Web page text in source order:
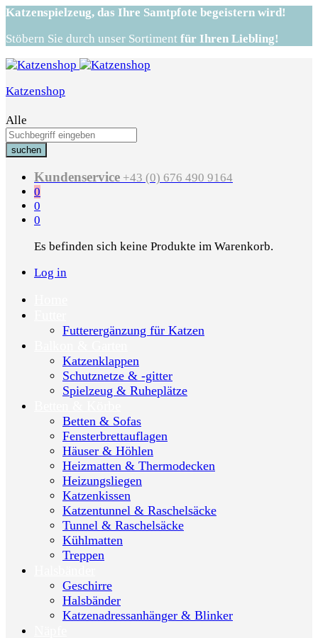
Katzenspielzeug, das Ihre Samtpfote begeistern wird!
Stöbern Sie durch unser Sortiment für Ihren Liebling!
Katzenshop
Alle
suchen
Kundenservice +43 (0) 676 490 9164
0
0
0
Es befinden sich keine Produkte im Warenkorb.
Log in
Futterergänzung für Katzen
Katzenklappen
Schutznetze & -gitter
Spielzeug & Ruheplätze
Betten & Sofas
Fensterbrettauflagen
Häuser & Höhlen
Heizmatten & Thermodecken
Heizungsliegen
Katzenkissen
Katzentunnel & Raschelsäcke
Tunnel & Raschelsäcke
Kühlmatten
Treppen
Geschirre
Halsbänder
Katzenadressanhänger & Blinker